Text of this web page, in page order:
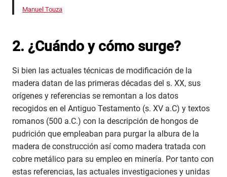
Manuel Touza
2. ¿Cuándo y cómo surge?
Si bien las actuales técnicas de modificación de la
madera datan de las primeras décadas del s. XX, sus
orígenes y referencias se remontan a los datos
recogidos en el Antiguo Testamento (s. XV a.C) y textos
romanos (500 a.C.) con la descripción de hongos de
pudrición que empleaban para purgar la albura de la
madera de construcción así como madera tratada con
cobre metálico para su empleo en minería. Por tanto con
estas referencias, las actuales investigaciones y unidas